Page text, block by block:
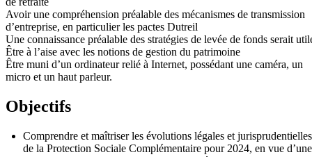
Avoir une compréhension préalable des mécanismes de transmission
d’entreprise, en particulier les pactes Dutreil
Une connaissance préalable des stratégies de levée de fonds serait
Être à l’aise avec les notions de gestion du patrimoine
Être muni d’un ordinateur relié à Internet, possédant une caméra, un
micro et un haut parleur.
Objectifs
Comprendre et maîtriser les évolutions légales et jurisprudentielles
de la Protection Sociale Complémentaire pour 2024, en vue d’une